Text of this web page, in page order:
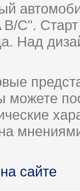
C".
Над
можете
сайте